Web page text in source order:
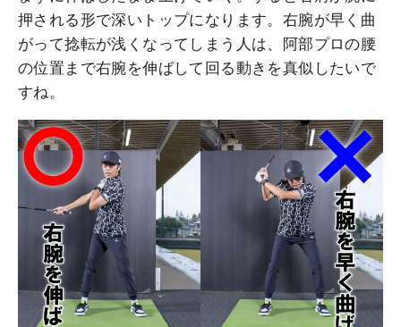
押される形で深いトップになります。右腕が早く曲
がって捻転が浅くなってしまう人は、阿部プロの腰
の位置まで右腕を伸ばして回る動きを真似したいで
すね。